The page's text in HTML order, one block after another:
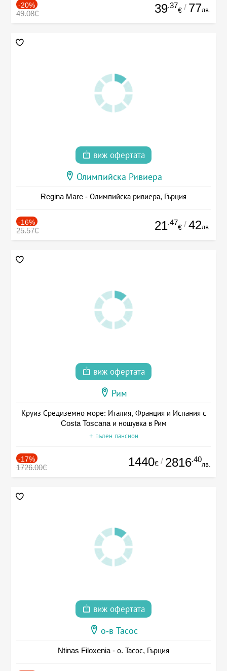
-20%
49.08€ 39.37
€ / 77лв.
виж офертата
Олимпийска Ривиера
Regina Mare - Олимпийска ривиера, Гърция
-16%
25.57€ 21.47
€ / 42лв.
виж офертата
Рим
Круиз Средиземно море: Италия, Франция и Испания с
Costa Toscana и нощувка в Рим
+ пълен пансион
-17%
1726.00€ 1440€ / 2816.40
лв.
виж офертата
о-в Тасос
Ntinas Filoxenia - о. Тасос, Гърция